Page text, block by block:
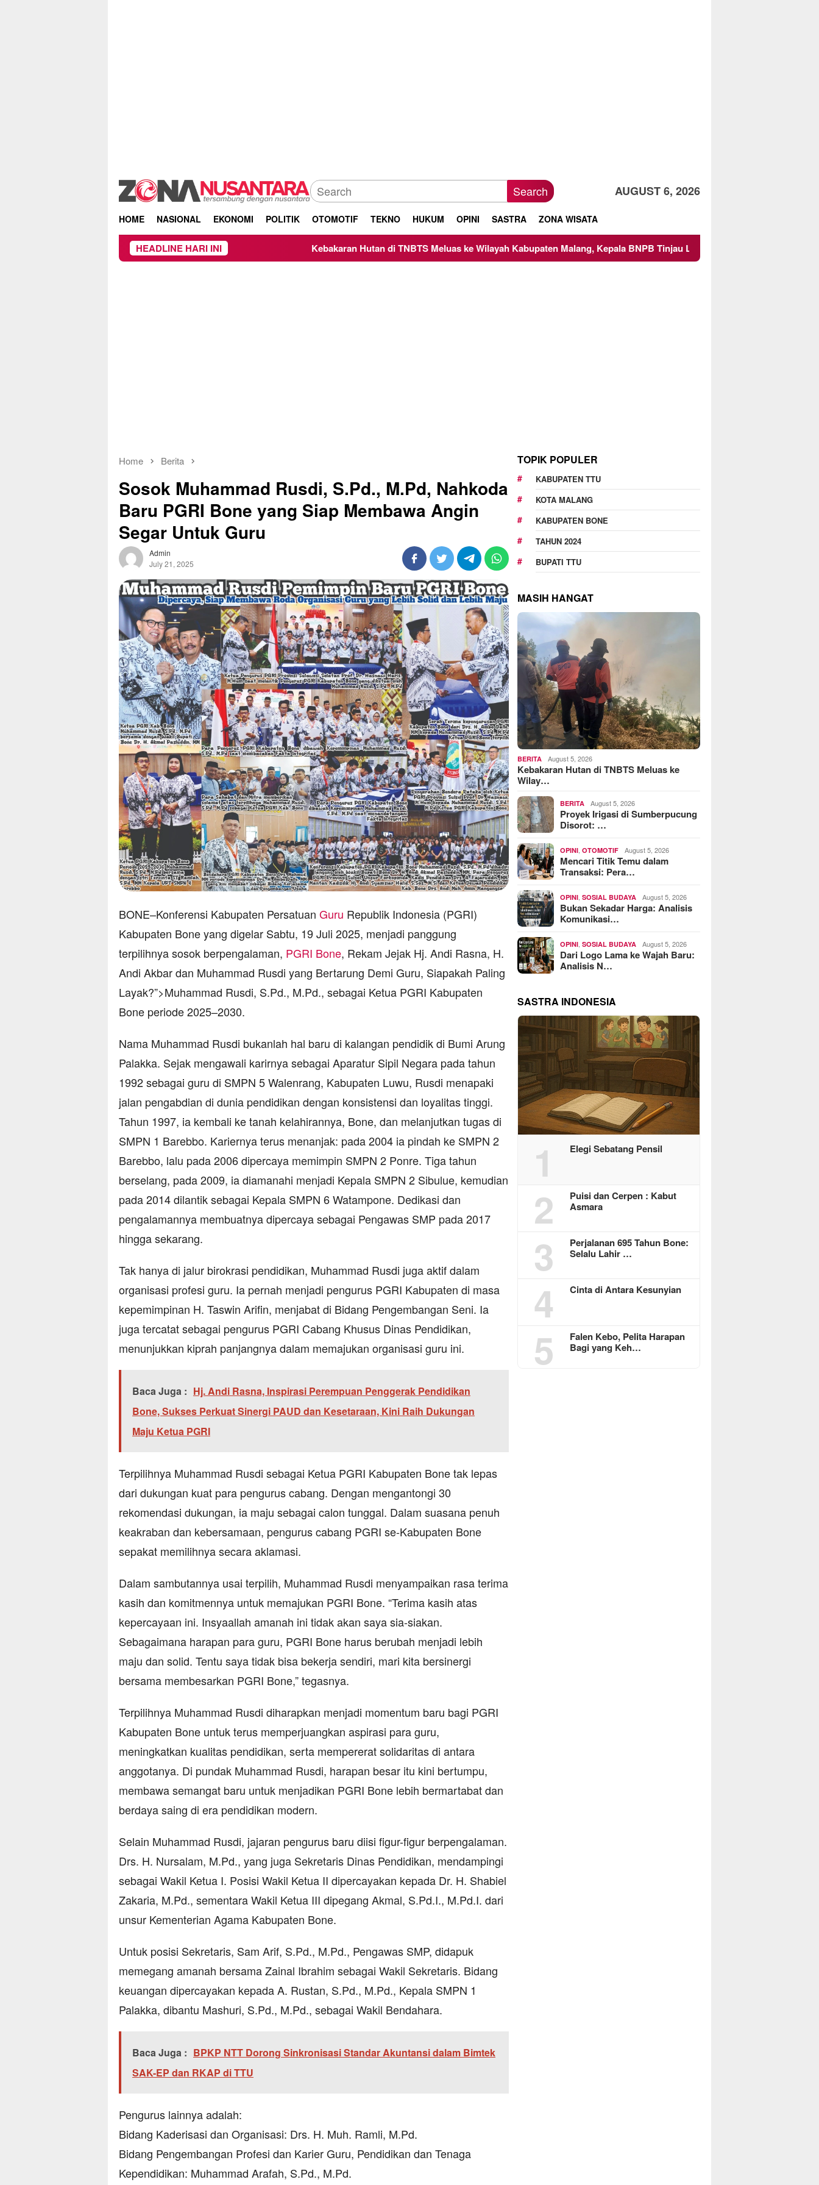
Search AUGUST 6, 2026
HOME NASIONAL EKONOMI POLITIK OTOMOTIF TEKNO HUKUM OPINI SASTRA ZONA WISATA
HEADLINE HARI INIKebakaran Hutan di TNBTS Meluas ke Wilayah Kabupaten Malang, Kepala BNPB Tinjau Langsung Lokasi
Home Berita
Sosok Muhammad Rusdi, S.Pd., M.Pd, Nahkoda
Baru PGRI Bone yang Siap Membawa Angin
Segar Untuk Guru
Admin
July 21, 2025
BONE–Konferensi Kabupaten Persatuan Guru Republik Indonesia (PGRI)
Kabupaten Bone yang digelar Sabtu, 19 Juli 2025, menjadi panggung
terpilihnya sosok berpengalaman, PGRI Bone, Rekam Jejak Hj. Andi Rasna, H.
Andi Akbar dan Muhammad Rusdi yang Bertarung Demi Guru, Siapakah Paling
Layak?”>Muhammad Rusdi, S.Pd., M.Pd., sebagai Ketua PGRI Kabupaten
Bone periode 2025–2030.
Nama Muhammad Rusdi bukanlah hal baru di kalangan pendidik di Bumi Arung
Palakka. Sejak mengawali karirnya sebagai Aparatur Sipil Negara pada tahun
1992 sebagai guru di SMPN 5 Walenrang, Kabupaten Luwu, Rusdi menapaki
jalan pengabdian di dunia pendidikan dengan konsistensi dan loyalitas tinggi.
Tahun 1997, ia kembali ke tanah kelahirannya, Bone, dan melanjutkan tugas di
SMPN 1 Barebbo. Kariernya terus menanjak: pada 2004 ia pindah ke SMPN 2
Barebbo, lalu pada 2006 dipercaya memimpin SMPN 2 Ponre. Tiga tahun
berselang, pada 2009, ia diamanahi menjadi Kepala SMPN 2 Sibulue, kemudian
pada 2014 dilantik sebagai Kepala SMPN 6 Watampone. Dedikasi dan
pengalamannya membuatnya dipercaya sebagai Pengawas SMP pada 2017
hingga sekarang.
Tak hanya di jalur birokrasi pendidikan, Muhammad Rusdi juga aktif dalam
organisasi profesi guru. Ia pernah menjadi pengurus PGRI Kabupaten di masa
kepemimpinan H. Taswin Arifin, menjabat di Bidang Pengembangan Seni. Ia
juga tercatat sebagai pengurus PGRI Cabang Khusus Dinas Pendidikan,
menunjukkan kiprah panjangnya dalam memajukan organisasi guru ini.
Baca Juga : Hj. Andi Rasna, Inspirasi Perempuan Penggerak Pendidikan
Bone, Sukses Perkuat Sinergi PAUD dan Kesetaraan, Kini Raih Dukungan
Maju Ketua PGRI
Terpilihnya Muhammad Rusdi sebagai Ketua PGRI Kabupaten Bone tak lepas
dari dukungan kuat para pengurus cabang. Dengan mengantongi 30
rekomendasi dukungan, ia maju sebagai calon tunggal. Dalam suasana penuh
keakraban dan kebersamaan, pengurus cabang PGRI se-Kabupaten Bone
sepakat memilihnya secara aklamasi.
Dalam sambutannya usai terpilih, Muhammad Rusdi menyampaikan rasa terima
kasih dan komitmennya untuk memajukan PGRI Bone. “Terima kasih atas
kepercayaan ini. Insyaallah amanah ini tidak akan saya sia-siakan.
Sebagaimana harapan para guru, PGRI Bone harus berubah menjadi lebih
maju dan solid. Tentu saya tidak bisa bekerja sendiri, mari kita bersinergi
bersama membesarkan PGRI Bone,” tegasnya.
Terpilihnya Muhammad Rusdi diharapkan menjadi momentum baru bagi PGRI
Kabupaten Bone untuk terus memperjuangkan aspirasi para guru,
meningkatkan kualitas pendidikan, serta mempererat solidaritas di antara
anggotanya. Di pundak Muhammad Rusdi, harapan besar itu kini bertumpu,
membawa semangat baru untuk menjadikan PGRI Bone lebih bermartabat dan
berdaya saing di era pendidikan modern.
Selain Muhammad Rusdi, jajaran pengurus baru diisi figur-figur berpengalaman.
Drs. H. Nursalam, M.Pd., yang juga Sekretaris Dinas Pendidikan, mendampingi
sebagai Wakil Ketua I. Posisi Wakil Ketua II dipercayakan kepada Dr. H. Shabiel
Zakaria, M.Pd., sementara Wakil Ketua III dipegang Akmal, S.Pd.I., M.Pd.I. dari
unsur Kementerian Agama Kabupaten Bone.
Untuk posisi Sekretaris, Sam Arif, S.Pd., M.Pd., Pengawas SMP, didapuk
memegang amanah bersama Zainal Ibrahim sebagai Wakil Sekretaris. Bidang
keuangan dipercayakan kepada A. Rustan, S.Pd., M.Pd., Kepala SMPN 1
Palakka, dibantu Mashuri, S.Pd., M.Pd., sebagai Wakil Bendahara.
Baca Juga : BPKP NTT Dorong Sinkronisasi Standar Akuntansi dalam Bimtek
SAK-EP dan RKAP di TTU
Pengurus lainnya adalah:
Bidang Kaderisasi dan Organisasi: Drs. H. Muh. Ramli, M.Pd.
Bidang Pengembangan Profesi dan Karier Guru, Pendidikan dan Tenaga
Kependidikan: Muhammad Arafah, S.Pd., M.Pd.
TOPIK POPULER
KABUPATEN TTU
KOTA MALANG
KABUPATEN BONE
TAHUN 2024
BUPATI TTU
MASIH HANGAT
BERITA August 5, 2026
Kebakaran Hutan di TNBTS Meluas ke
Wilay…
BERITA August 5, 2026
Proyek Irigasi di Sumberpucung
Disorot: …
OPINI ,OTOMOTIF August 5, 2026
Mencari Titik Temu dalam
Transaksi: Pera…
OPINI ,SOSIAL BUDAYA August 5, 2026
Bukan Sekadar Harga: Analisis
Komunikasi…
OPINI ,SOSIAL BUDAYA August 5, 2026
Dari Logo Lama ke Wajah Baru:
Analisis N…
SASTRA INDONESIA
1 Elegi Sebatang Pensil
2
Puisi dan Cerpen : Kabut
Asmara
3
Perjalanan 695 Tahun Bone:
Selalu Lahir …
4 Cinta di Antara Kesunyian
5
Falen Kebo, Pelita Harapan
Bagi yang Keh…